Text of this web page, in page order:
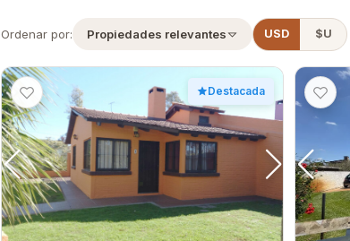
Ordenar por: Propiedades relevantes USD $U
Destacada